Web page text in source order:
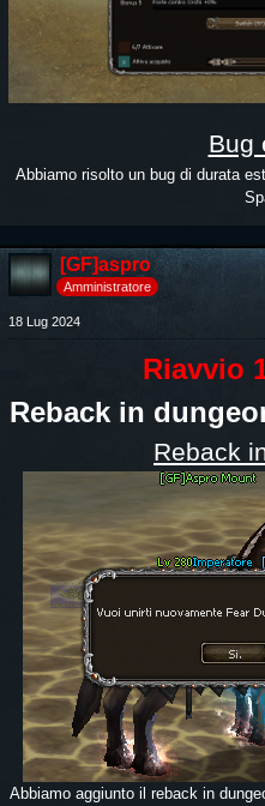
Bug
Abbiamo risolto un bug di durata
[GF]aspro
Amministratore
18 Lug 2024
Riavvio
Reback in
Reback
Abbiamo aggiunto il reback in